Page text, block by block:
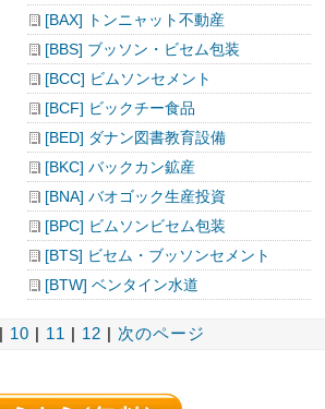
[BAX] トンニャット不動産
[BBS] ブッソン・ビセム包装
[BCC] ビムソンセメント
[BCF] ビックチー食品
[BED] ダナン図書教育設備
[BKC] バックカン鉱産
[BNA] バオゴック生産投資
[BPC] ビムソンビセム包装
[BTS] ビセム・ブッソンセメント
[BTW] ベンタイン水道
10 11 12 次のページ